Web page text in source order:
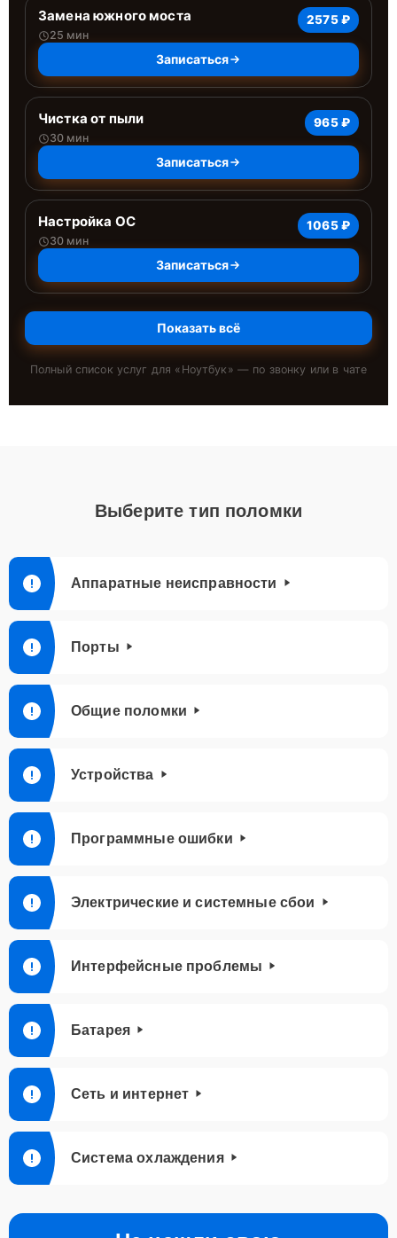
Замена южного моста
25 мин
2575 ₽
Записаться
Чистка от пыли
30 мин
965 ₽
Записаться
Настройка ОС
30 мин
1065 ₽
Записаться
Показать всё
Полный список услуг для « Ноутбук » — по звонку или в чате
Выберите тип поломки
Аппаратные неисправности
Порты
Общие поломки
Устройства
Программные ошибки
Электрические и системные сбои
Интерфейсные проблемы
Батарея
Сеть и интернет
Система охлаждения